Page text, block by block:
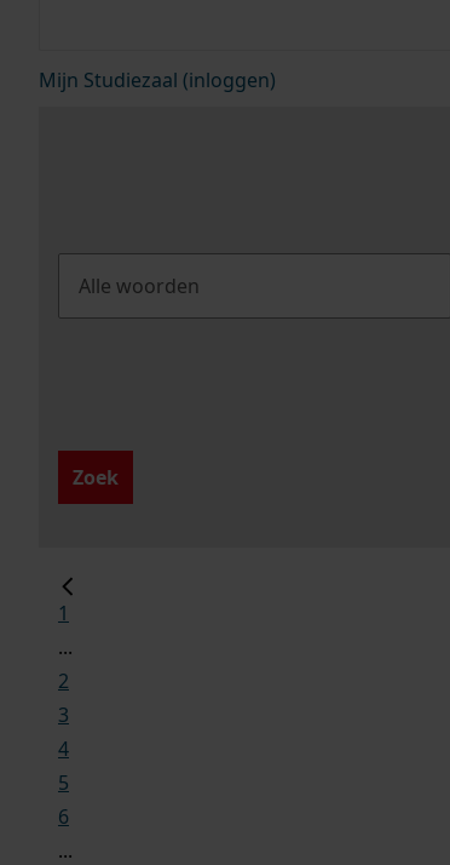
Mijn Studiezaal (inloggen)
Zoek
1
...
2
3
4
5
6
...